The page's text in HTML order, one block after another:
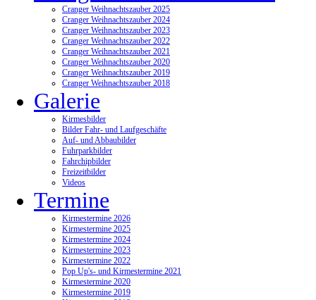
Cranger Weihnachtszauber 2025
Cranger Weihnachtszauber 2024
Cranger Weihnachtszauber 2023
Cranger Weihnachtszauber 2022
Cranger Weihnachtszauber 2021
Cranger Weihnachtszauber 2020
Cranger Weihnachtszauber 2019
Cranger Weihnachtszauber 2018
Galerie
Kirmesbilder
Bilder Fahr- und Laufgeschäfte
Auf- und Abbaubilder
Fuhrparkbilder
Fahrchipbilder
Freizeitbilder
Videos
Termine
Kirmestermine 2026
Kirmestermine 2025
Kirmestermine 2024
Kirmestermine 2023
Kirmestermine 2022
Pop Up's- und Kirmestermine 2021
Kirmestermine 2020
Kirmestermine 2019